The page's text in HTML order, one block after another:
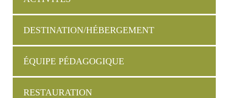
DESTINATION/HÉBERGEMENT
ÉQUIPE PÉDAGOGIQUE
RESTAURATION